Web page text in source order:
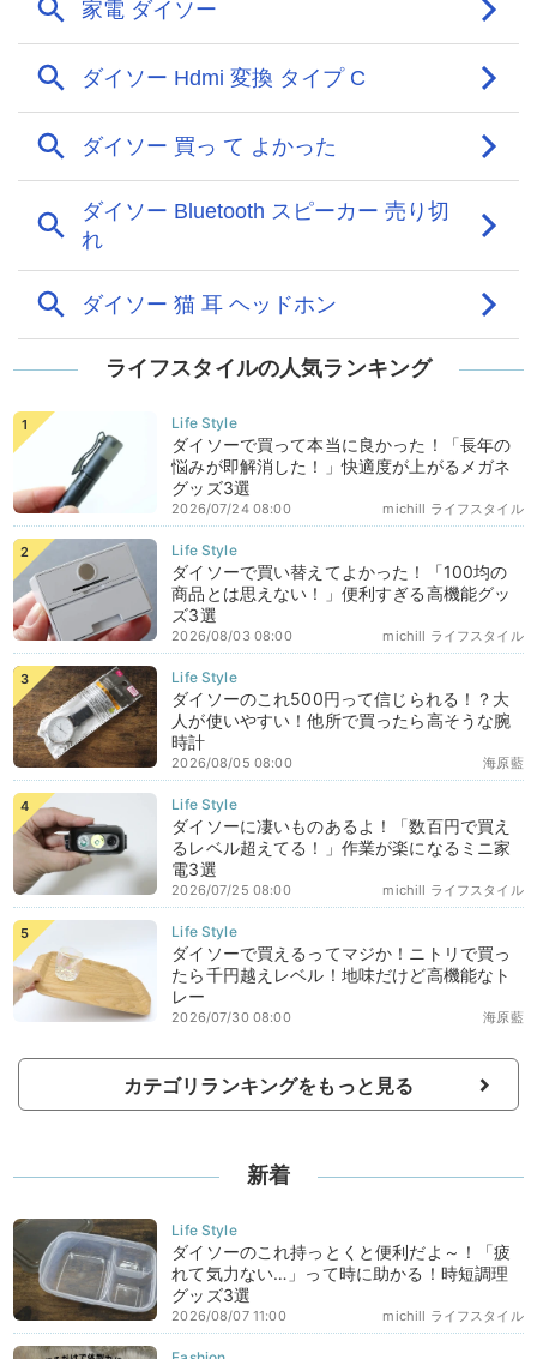
ライフスタイルの人気ランキング
ダイソーで買って本当に良かった！「長年の
悩みが即解消した！」快適度が上がるメガネ
グッズ3選
michill ライフスタイル
2026/07/24 08:00
ダイソーで買い替えてよかった！「100均の
商品とは思えない！」便利すぎる高機能グッ
ズ3選
michill ライフスタイル
2026/08/03 08:00
ダイソーのこれ500円って信じられる！？大
人が使いやすい！他所で買ったら高そうな腕
時計
海原藍
2026/08/05 08:00
ダイソーに凄いものあるよ！「数百円で買え
るレベル超えてる！」作業が楽になるミニ家
電3選
michill ライフスタイル
2026/07/25 08:00
ダイソーで買えるってマジか！ニトリで買っ
たら千円越えレベル！地味だけど高機能なト
レー
海原藍
2026/07/30 08:00
カテゴリランキングをもっと見る
新着
ダイソーのこれ持っとくと便利だよ～！「疲
れて気力ない…」って時に助かる！時短調理
グッズ3選
michill ライフスタイル
2026/08/07 11:00